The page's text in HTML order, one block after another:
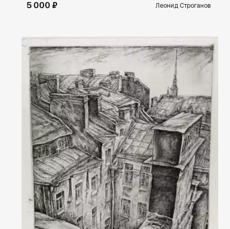
5 000 ₽ Леонид Строганов